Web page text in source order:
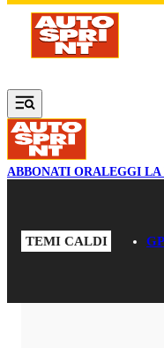
Vai al contenuto principale
ABBONATI ORALEGGI LA
TEMI CALDI